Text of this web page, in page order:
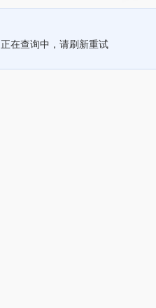
正在查询中，请刷新重试